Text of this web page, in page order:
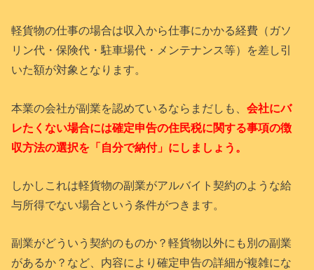
軽貨物の仕事の場合は収入から仕事にかかる経費（ガソ
リン代・保険代・駐車場代・メンテナンス等）を差し引
いた額が対象となります。
本業の会社が副業を認めているならまだしも、会社にバ
レたくない場合には確定申告の住民税に関する事項の徴
収方法の選択を「自分で納付」にしましょう。
しかしこれは軽貨物の副業がアルバイト契約のような給
与所得でない場合という条件がつきます。
副業がどういう契約のものか？軽貨物以外にも別の副業
があるか？など、内容により確定申告の詳細が複雑にな